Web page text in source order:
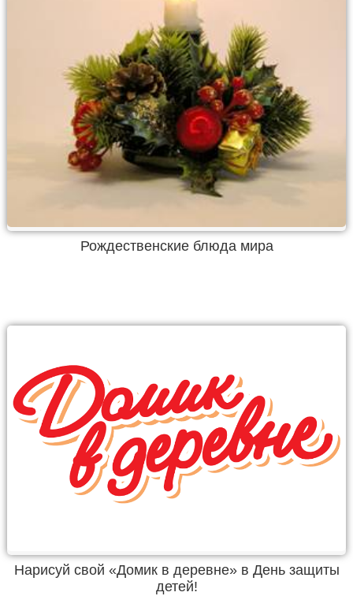
Рождественские блюда мира
Нарисуй свой «Домик в деревне» в День защиты
детей!